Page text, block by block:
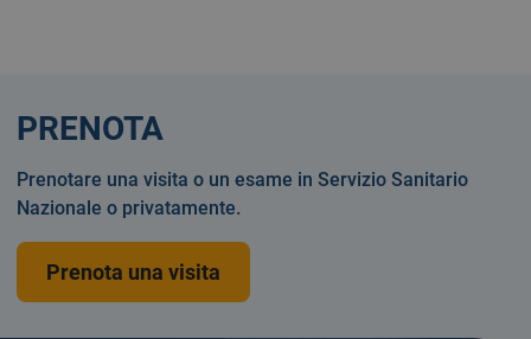
PRENOTA
Prenotare una visita o un esame in Servizio Sanitario
Nazionale o privatamente.
Prenota una visita